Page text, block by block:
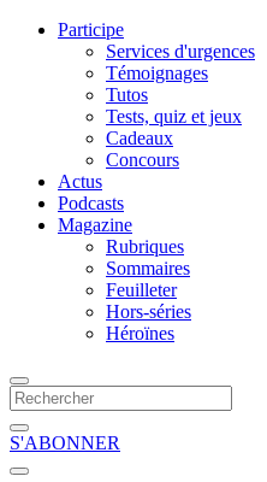
Participe
Services d'urgences
Témoignages
Tutos
Tests, quiz et jeux
Cadeaux
Concours
Actus
Podcasts
Magazine
Rubriques
Sommaires
Feuilleter
Hors-séries
Héroïnes
S'ABONNER